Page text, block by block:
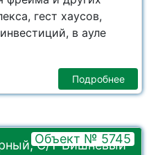
гест хаусов,
в ауле
Подробнее
С/Т Вишнёвый
Объект № 5745